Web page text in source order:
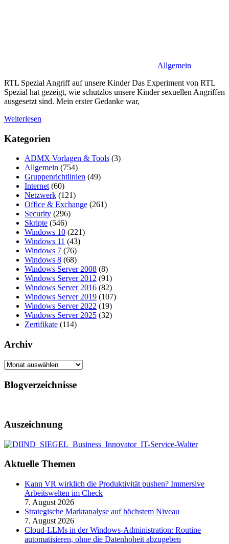
Allgemein
RTL Spezial Angriff auf unsere Kinder Das Experiment von RTL
Spezial hat gezeigt, wie schutzlos unsere Kinder sexuellen Angriffen
ausgesetzt sind. Mein erster Gedanke war,
Weiterlesen
Kategorien
ADMX Vorlagen & Tools (3)
Allgemein (754)
Gruppenrichtlinien (49)
Internet(60)
Netzwerk (121)
Office & Exchange (261)
Security (296)
Skripte (546)
Windows 10 (221)
Windows 11 (43)
Windows 7 (76)
Windows 8 (68)
Windows Server 2008 (8)
Windows Server 2012 (91)
Windows Server 2016 (82)
Windows Server 2019 (107)
Windows Server 2022 (19)
Windows Server 2025 (32)
Zertifikate (114)
Archiv
Archiv
Blogverzeichnisse
Auszeichnung
Aktuelle Themen
Kann VR wirklich die Produktivität pushen? Immersive
Arbeitswelten im Check
7. August 2026
Strategische Marktanalyse auf höchstem Niveau
7. August 2026
Cloud-LLMs in der Windows-Administration: Routine
automatisieren, ohne die Datenhoheit abzugeben